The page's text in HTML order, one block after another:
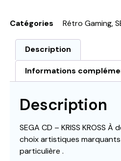
Catégories Rétro Gaming,
Description
Informations
Description
SEGA CD – KRISS KROSS
choix artistiques
particulière .